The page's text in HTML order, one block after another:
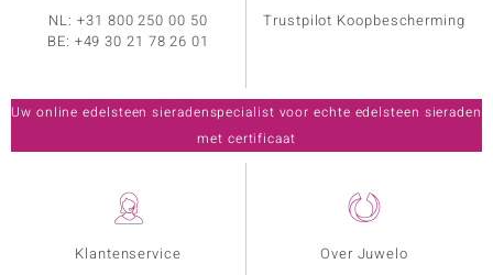
Klantenservice
Over Juwelo
NL:+31 800 250 00 50
BE: +49 30 21 78 26 01
Trustpilot Koopbescherming
Uw online edelsteen sieradenspecialist voor echte edelsteen sieraden
met certificaat